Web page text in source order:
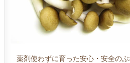
薬剤使わずに育った安心・安全のぶ